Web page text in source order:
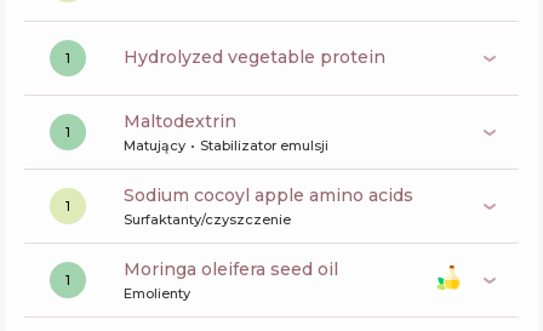
1 hydrolyzed vegetable protein
1 maltodextrin
Matujący Stabilizator emulsji
1 sodium cocoyl apple amino acids
Surfaktanty/czyszczenie
1 moringa oleifera seed oil
Emolienty